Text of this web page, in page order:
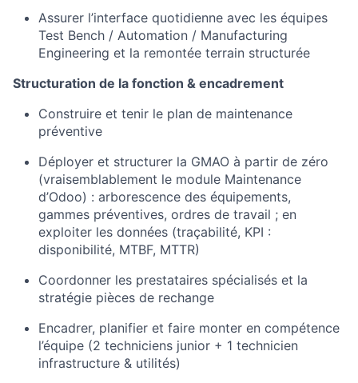
Assurer l’interface quotidienne avec les équipes
Test Bench / Automation / Manufacturing
Engineering et la remontée terrain structurée
Structuration de la fonction & encadrement
Construire et tenir le plan de maintenance
préventive
Déployer et structurer la GMAO à partir de zéro
(vraisemblablement le module Maintenance
d’Odoo) : arborescence des équipements,
gammes préventives, ordres de travail ; en
exploiter les données (traçabilité, KPI :
disponibilité, MTBF, MTTR)
Coordonner les prestataires spécialisés et la
stratégie pièces de rechange
Encadrer, planifier et faire monter en compétence
l’équipe (2 techniciens junior + 1 technicien
infrastructure & utilités)